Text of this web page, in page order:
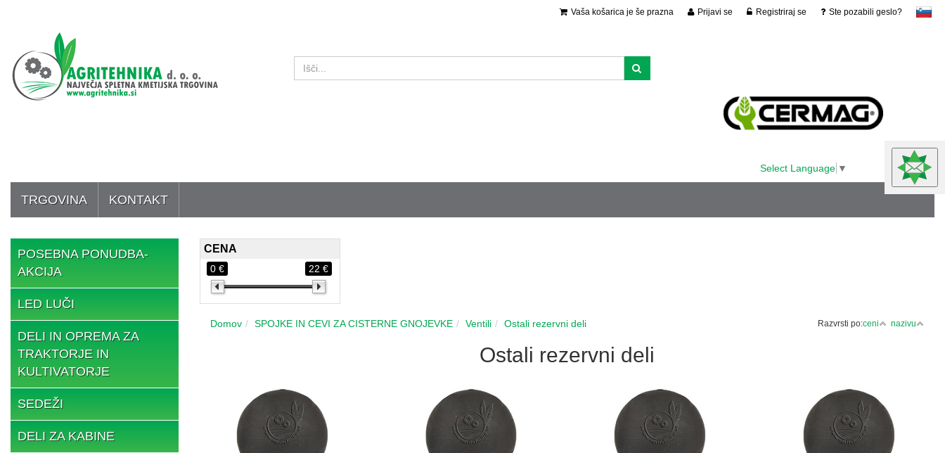
slovensko
Prijavi se Registriraj se Ste pozabili geslo?
Vaša košarica je še prazna
Select Language ▼
TRGOVINA KONTAKT
POSEBNA PONUDBA-
AKCIJA
LED LUČI
DELI IN OPREMA ZA
TRAKTORJE IN
KULTIVATORJE
SEDEŽI
DELI ZA KABINE
CENA
0 € 22 €
Domov SPOJKE IN CEVI ZA CISTERNE GNOJEVKE Ventili Ostali rezervni deli Razvrsti po:ceni nazivu
Ostali rezervni deli